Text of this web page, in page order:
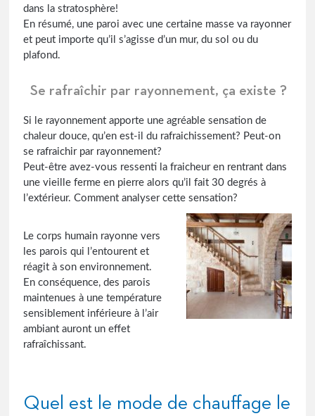
dans la stratosphère!
En résumé, une paroi avec une certaine masse va rayonner
et peut importe qu’il s’agisse d’un mur, du sol ou du
plafond.
Se rafraîchir par rayonnement, ça existe ?
Si le rayonnement apporte une agréable sensation de
chaleur douce, qu’en est-il du rafraichissement? Peut-on
se rafraichir par rayonnement?
Peut-être avez-vous ressenti la fraicheur en rentrant dans
une vieille ferme en pierre alors qu’il fait 30 degrés à
l’extérieur. Comment analyser cette sensation?
Le corps humain rayonne vers
les parois qui l’entourent et
réagit à son environnement.
En conséquence, des parois
maintenues à une température
sensiblement inférieure à l’air
ambiant auront un effet
rafraîchissant.
Quel est le mode de chauffage le